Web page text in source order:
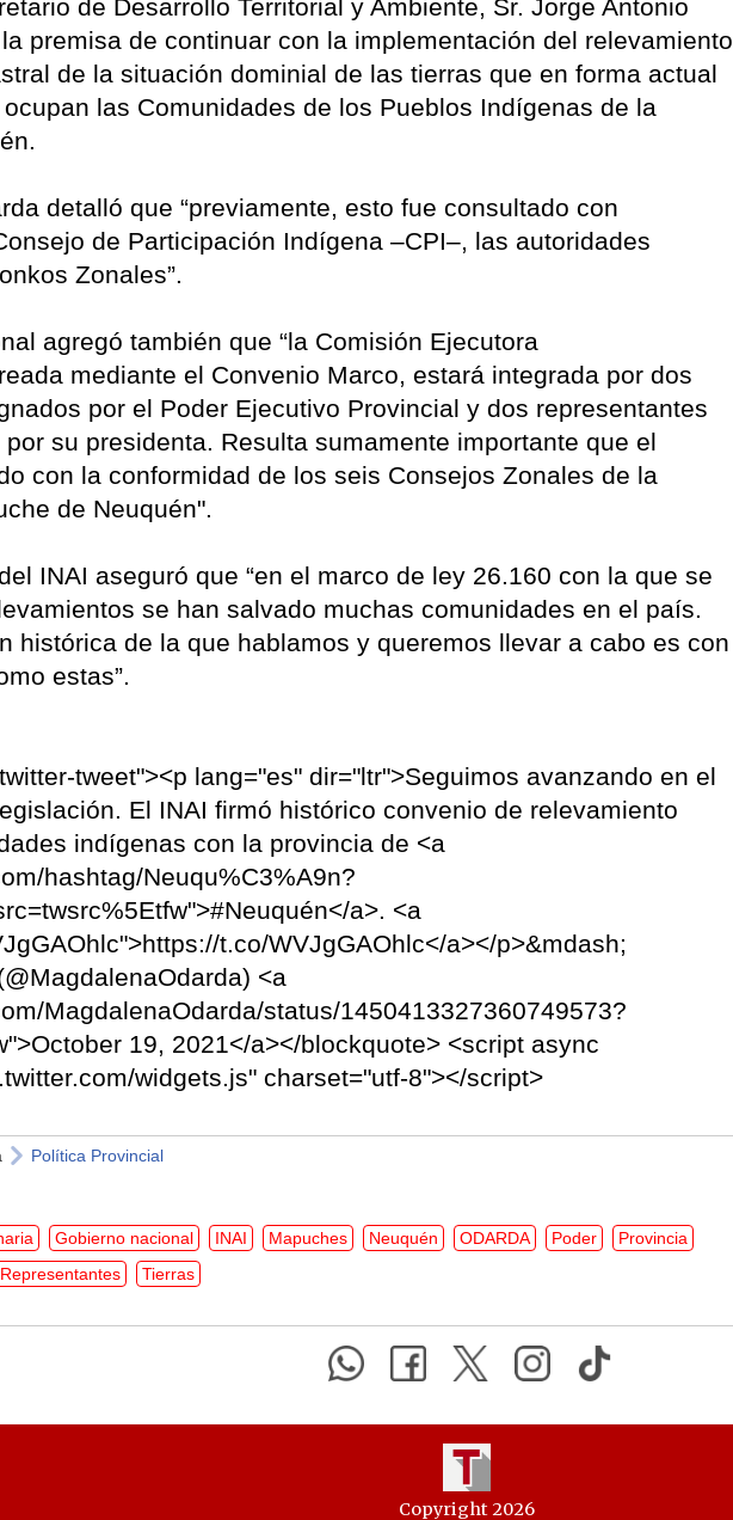
de Desarrollo Territorial y Ambiente, Sr. Jorge Antonio
premisa de continuar con la implementación del relevamiento
de la situación dominial de las tierras que en forma actual
las Comunidades de los Pueblos Indígenas de la
detalló que “previamente, esto fue consultado con
de Participación Indígena –CPI–, las autoridades
Zonales”.
agregó también que “la Comisión Ejecutora
mediante el Convenio Marco, estará integrada por dos
por el Poder Ejecutivo Provincial y dos representantes
su presidenta. Resulta sumamente importante que el
con la conformidad de los seis Consejos Zonales de la
de Neuquén".
INAI aseguró que “en el marco de ley 26.160 con la que se
se han salvado muchas comunidades en el país.
histórica de la que hablamos y queremos llevar a cabo es con
estas”.
tweet"><p lang="es" dir="ltr">Seguimos avanzando en el
El INAI firmó histórico convenio de relevamiento
indígenas con la provincia de <a
hashtag/Neuqu%C3%A9n?
a>. <a
t.co/WVJgGAOhlc</a></p>&mdash;
<a
MagdalenaOdarda/status/1450413327360749573?
19, 2021</a></blockquote> <script async
widgets.js" charset="utf-8"></script>
Política Provincial
Gobierno nacional INAI Mapuches Neuquén ODARDA Poder
Provincia
Representantes Tierras
Copyright 2026